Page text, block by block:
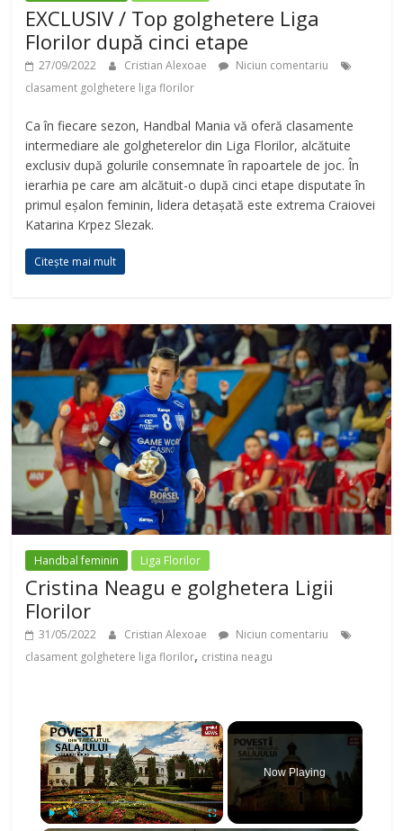
EXCLUSIV / Top golghetere Liga
Florilor după cinci etape
27/09/2022 Cristian Alexoae
Niciun comentariu
clasament golghetere liga florilor
Ca în fiecare sezon, Handbal Mania vă oferă clasamente
intermediare ale golgheterelor din Liga Florilor, alcătuite
exclusiv după golurile consemnate în rapoartele de joc. În
ierarhia pe care am alcătuit-o după cinci etape disputate în
primul eșalon feminin, lidera detașată este extrema Craiovei
Katarina Krpez Slezak.
Citește mai mult
Handbal feminin Liga Florilor
Cristina Neagu e golghetera Ligii
Florilor
31/05/2022 Cristian Alexoae
Niciun comentariu
clasament golghetere liga florilor, cristina neagu
×
Now Playing